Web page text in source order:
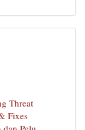
Threat
Fixes